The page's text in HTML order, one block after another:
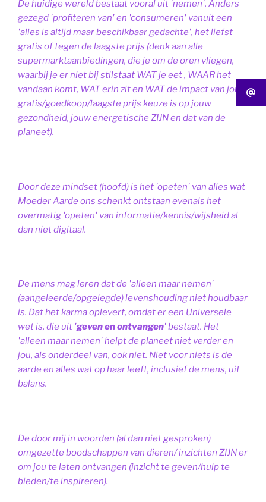
De huidige wereld bestaat vooral uit 'nemen'. Anders
gezegd 'profiteren van' en 'consumeren' vanuit een
'alles is altijd maar beschikbaar gedachte', het liefst
gratis of tegen de laagste prijs (denk aan alle
supermarktaanbiedingen, die je om de oren vliegen,
waarbij je er niet bij stilstaat WAT je eet , WAAR het
vandaan komt, WAT erin zit en WAT de impact van jouw
gratis/goedkoop/laagste prijs keuze is op jouw
gezondheid, jouw energetische ZIJN en dat van de
planeet).
Door deze mindset (hoofd) is het 'opeten' van alles wat
Moeder Aarde ons schenkt ontstaan evenals het
overmatig 'opeten' van informatie/kennis/wijsheid al
dan niet digitaal.
De mens mag leren dat de 'alleen maar nemen'
(aangeleerde/opgelegde) levenshouding niet houdbaar
is. Dat het karma oplevert, omdat er een Universele
wet is, die uit 'geven en ontvangen' bestaat. Het
'alleen maar nemen' helpt de planeet niet verder en
jou, als onderdeel van, ook niet. Niet voor niets is de
aarde en alles wat op haar leeft, inclusief de mens, uit
balans.
De door mij in woorden (al dan niet gesproken)
omgezette boodschappen van dieren/ inzichten ZIJN er
om jou te laten ontvangen (inzicht te geven/hulp te
bieden/te inspireren).